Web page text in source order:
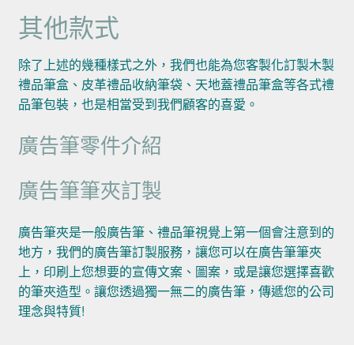
其他款式
除了上述的幾種樣式之外，我們也能為您客製化訂製木製
禮品筆盒、皮革禮品收納筆袋、天地蓋禮品筆盒等各式禮
品筆包裝，也是相當受到我們顧客的喜愛。
廣告筆零件介紹
廣告筆筆夾訂製
廣告筆夾是一般廣告筆、禮品筆視覺上第一個會注意到的
地方，我們的廣告筆訂製服務，讓您可以在廣告筆筆夾
上，印刷上您想要的宣傳文案、圖案，或是讓您選擇喜歡
的筆夾造型。讓您透過獨一無二的廣告筆，傳遞您的公司
理念與特質!